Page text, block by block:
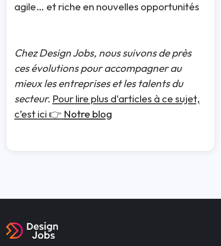
agile… et riche en nouvelles opportunités
Chez Design Jobs, nous suivons de près
ces évolutions pour accompagner au
mieux les entreprises et les talents du
secteur. Pour lire plus d'articles à ce sujet,
c’est ici 👉 Notre blog